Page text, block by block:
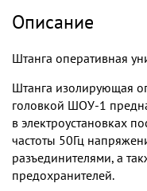
Описание
Штанга оперативная
Штанга изолирующая
головкой ШОУ-1
в электроустановках
частоты 50Гц
разъединителями, а
предохранителей.